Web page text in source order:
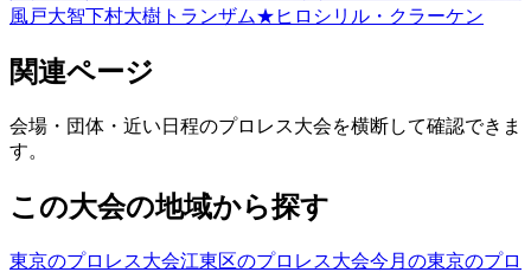
風戸大智下村大樹 トランザム★ヒロシ リル・クラーケン
関連ページ
会場・団体・近い日程のプロレス大会を横断して確認できま
す。
この大会の地域から探す
東京のプロレス大会江東区のプロレス大会今月の東京のプロ